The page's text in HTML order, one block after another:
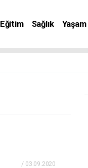
Eğitim Sağlık
Yaşam
/ 03.09.2020